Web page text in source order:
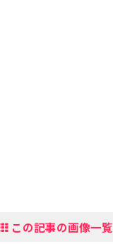
この記事の画像一覧